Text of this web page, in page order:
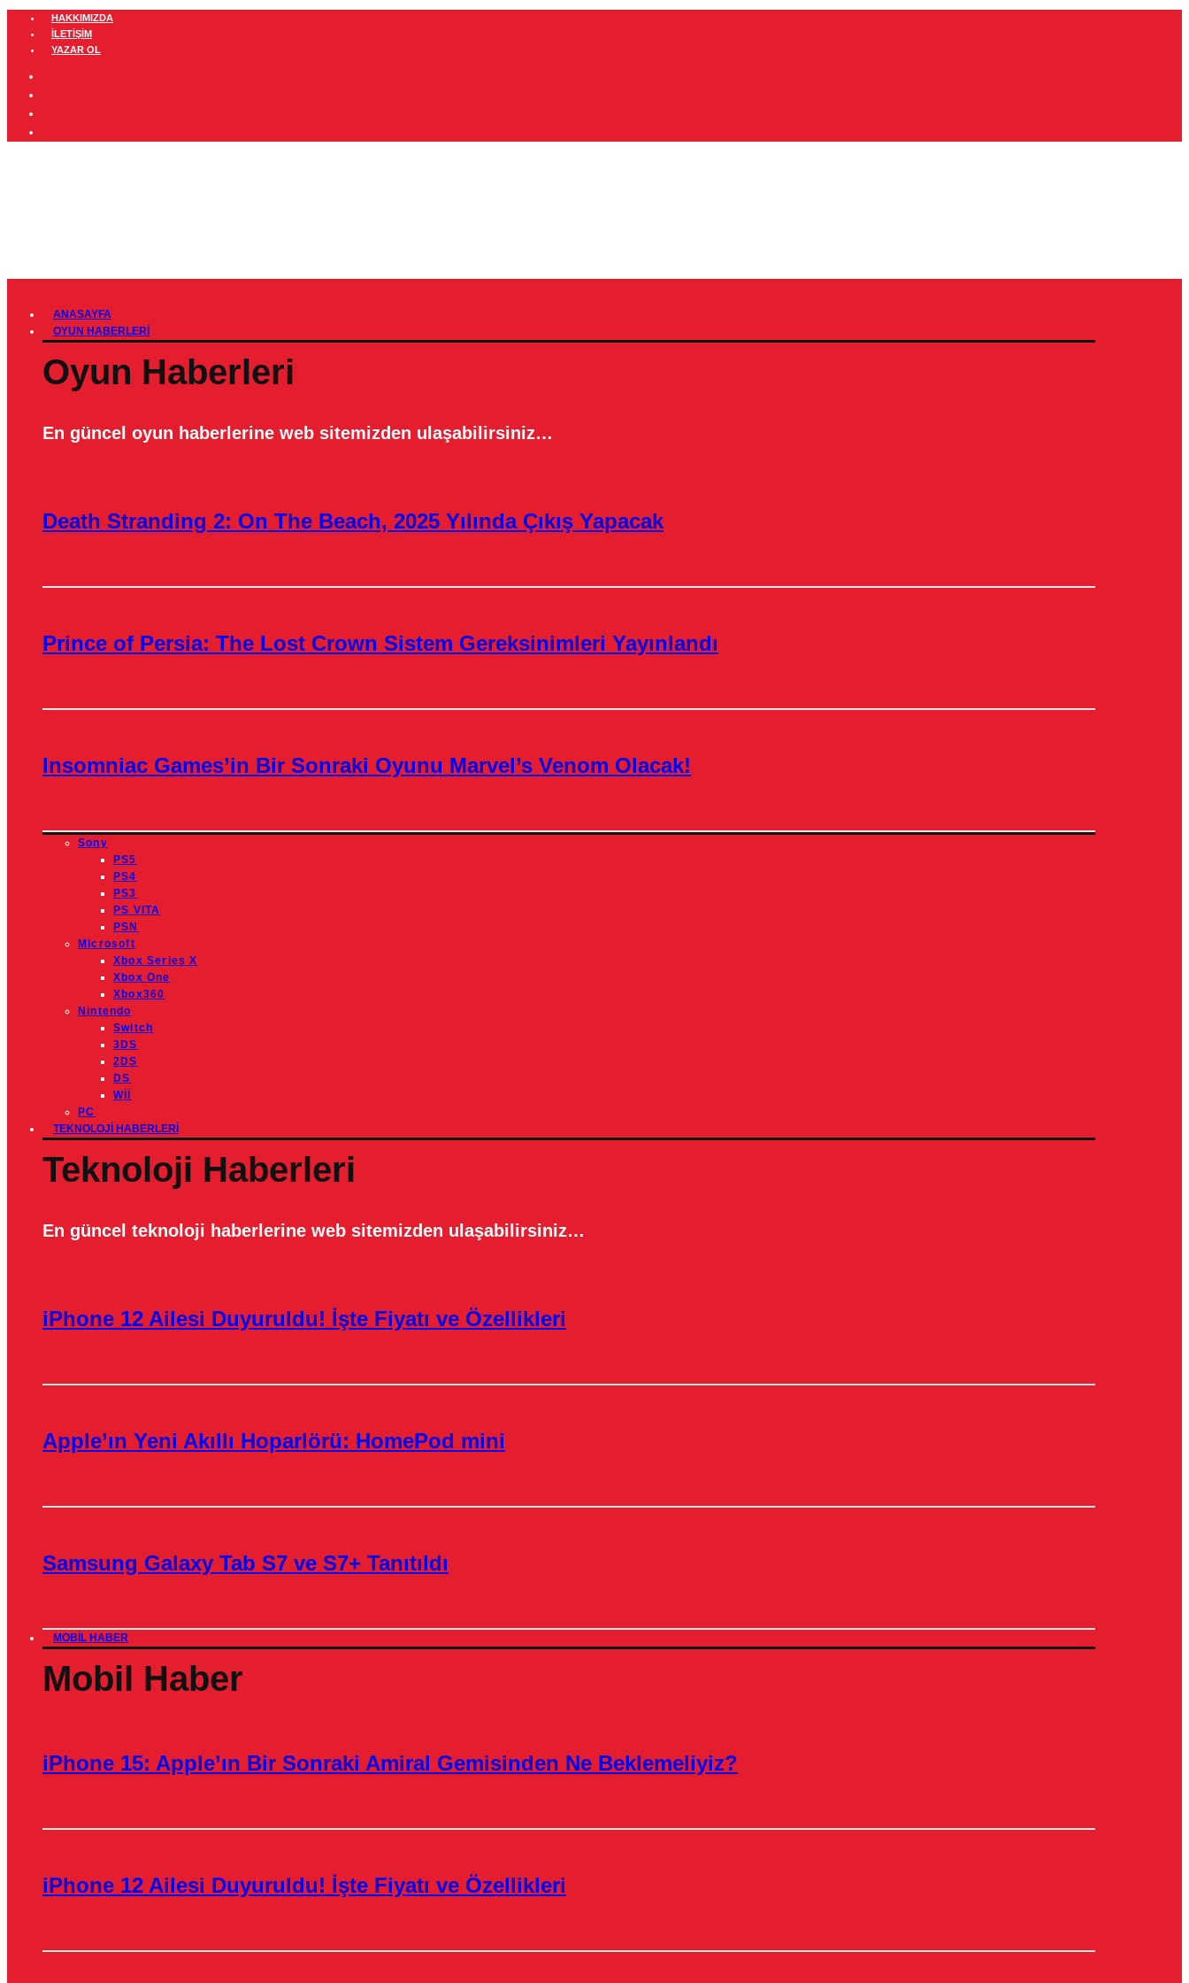
HAKKIMIZDA
İLETIŞIM
YAZAR OL
ANASAYFA
OYUN HABERLERI
Oyun Haberleri
En güncel oyun haberlerine web sitemizden ulaşabilirsiniz…
Death Stranding 2: On The Beach, 2025 Yılında Çıkış Yapacak
Prince of Persia: The Lost Crown Sistem Gereksinimleri Yayınlandı
Insomniac Games’in Bir Sonraki Oyunu Marvel’s Venom Olacak!
Sony
PS5
PS4
PS3
PS VITA
PSN
Microsoft
Xbox Series X
Xbox One
Xbox360
Nintendo
Switch
3DS
2DS
DS
Wİİ
PC
TEKNOLOJI HABERLERI
Teknoloji Haberleri
En güncel teknoloji haberlerine web sitemizden ulaşabilirsiniz…
iPhone 12 Ailesi Duyuruldu! İşte Fiyatı ve Özellikleri
Apple’ın Yeni Akıllı Hoparlörü: HomePod mini
Samsung Galaxy Tab S7 ve S7+ Tanıtıldı
MOBIL HABER
Mobil Haber
iPhone 15: Apple’ın Bir Sonraki Amiral Gemisinden Ne Beklemeliyiz?
iPhone 12 Ailesi Duyuruldu! İşte Fiyatı ve Özellikleri